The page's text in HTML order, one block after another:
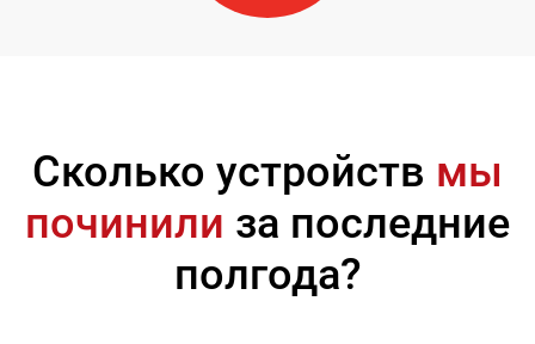
Сколько устройств мы
починили за последние
полгода?